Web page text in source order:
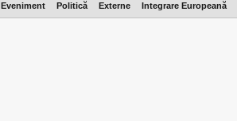
Eveniment Politică Externe Integrare Europeană